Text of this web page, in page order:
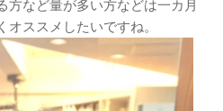
方など量が多い方などは一カ月
ススメしたいですね。